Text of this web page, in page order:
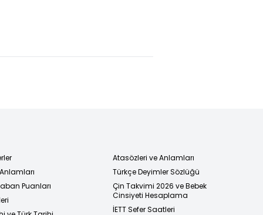
Puanları
Atasözleri ve Anlamları
Türkçe Deyimler Sözlüğü
Çin Takvimi 2026 ve Bebek
Cinsiyeti Hesaplama
İETT Sefer Saatleri